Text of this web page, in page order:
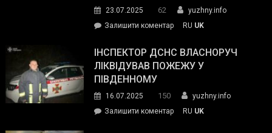
гуманітарну
допомогу
23.07.2025 62
yuzhny.info
Залишити коментарon
провів
нараду
силових
та
RU UK
ІНСПЕКТОР ДСНС ВЛАСНОРУЧ
ЛІКВІДУВАВ ПОЖЕЖУ У
ПІВДЕННОМУ
16.07.2025 150
yuzhny.info
Залишити коментарon
RU UK